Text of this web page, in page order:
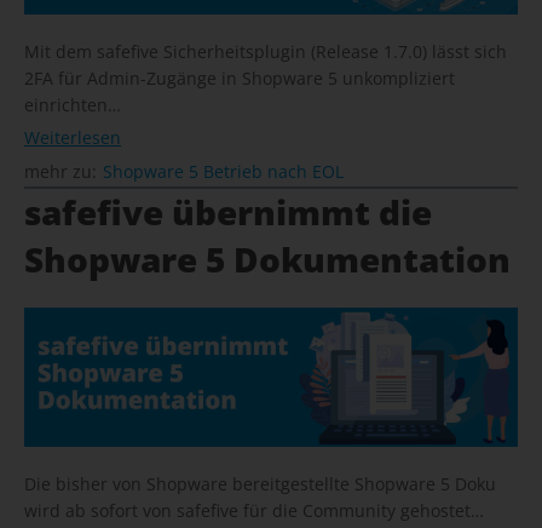
Mit dem safefive Sicherheitsplugin (Release 1.7.0) lässt sich
2FA für Admin-Zugänge in Shopware 5 unkompliziert
einrichten…
Weiterlesen
mehr zu: Shopware 5 Betrieb nach EOL
safefive übernimmt die
Shopware 5 Dokumentation
Die bisher von Shopware bereitgestellte Shopware 5 Doku
wird ab sofort von safefive für die Community gehostet…